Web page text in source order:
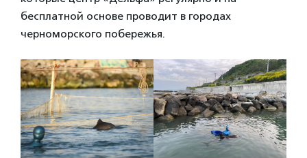
бесплатной основе проводит в городах
черноморского побережья.